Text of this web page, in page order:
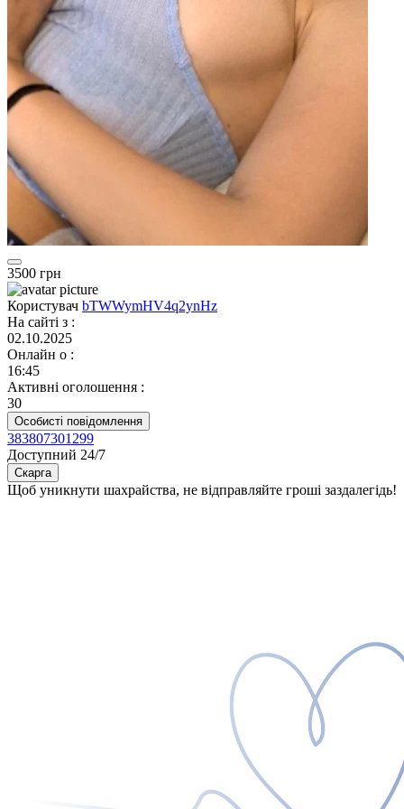
3500 грн
Користувач bTWWymHV4q2ynHz
На сайті з :
02.10.2025
Онлайн о :
16:45
Активні оголошення :
30
Особисті повідомлення
383807301299
Доступний 24/7
Скарга
Щоб уникнути шахрайства, не відправляйте гроші заздалегідь!